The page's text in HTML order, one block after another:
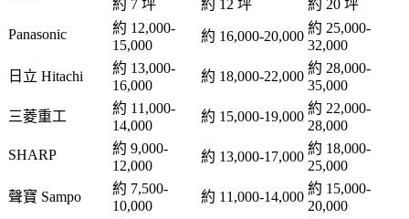
約 7 坪
約 12 坪
約 20 坪
Panasonic
約 12,000-
15,000
約 16,000-20,000
約 25,000-
32,000
日立 Hitachi
約 13,000-
16,000
約 18,000-22,000
約 28,000-
35,000
三菱重工
約 11,000-
14,000
約 15,000-19,000
約 22,000-
28,000
SHARP
約 9,000-
12,000
約 13,000-17,000
約 18,000-
25,000
聲寶 Sampo
約 7,500-
10,000
約 11,000-14,000
約 15,000-
20,000